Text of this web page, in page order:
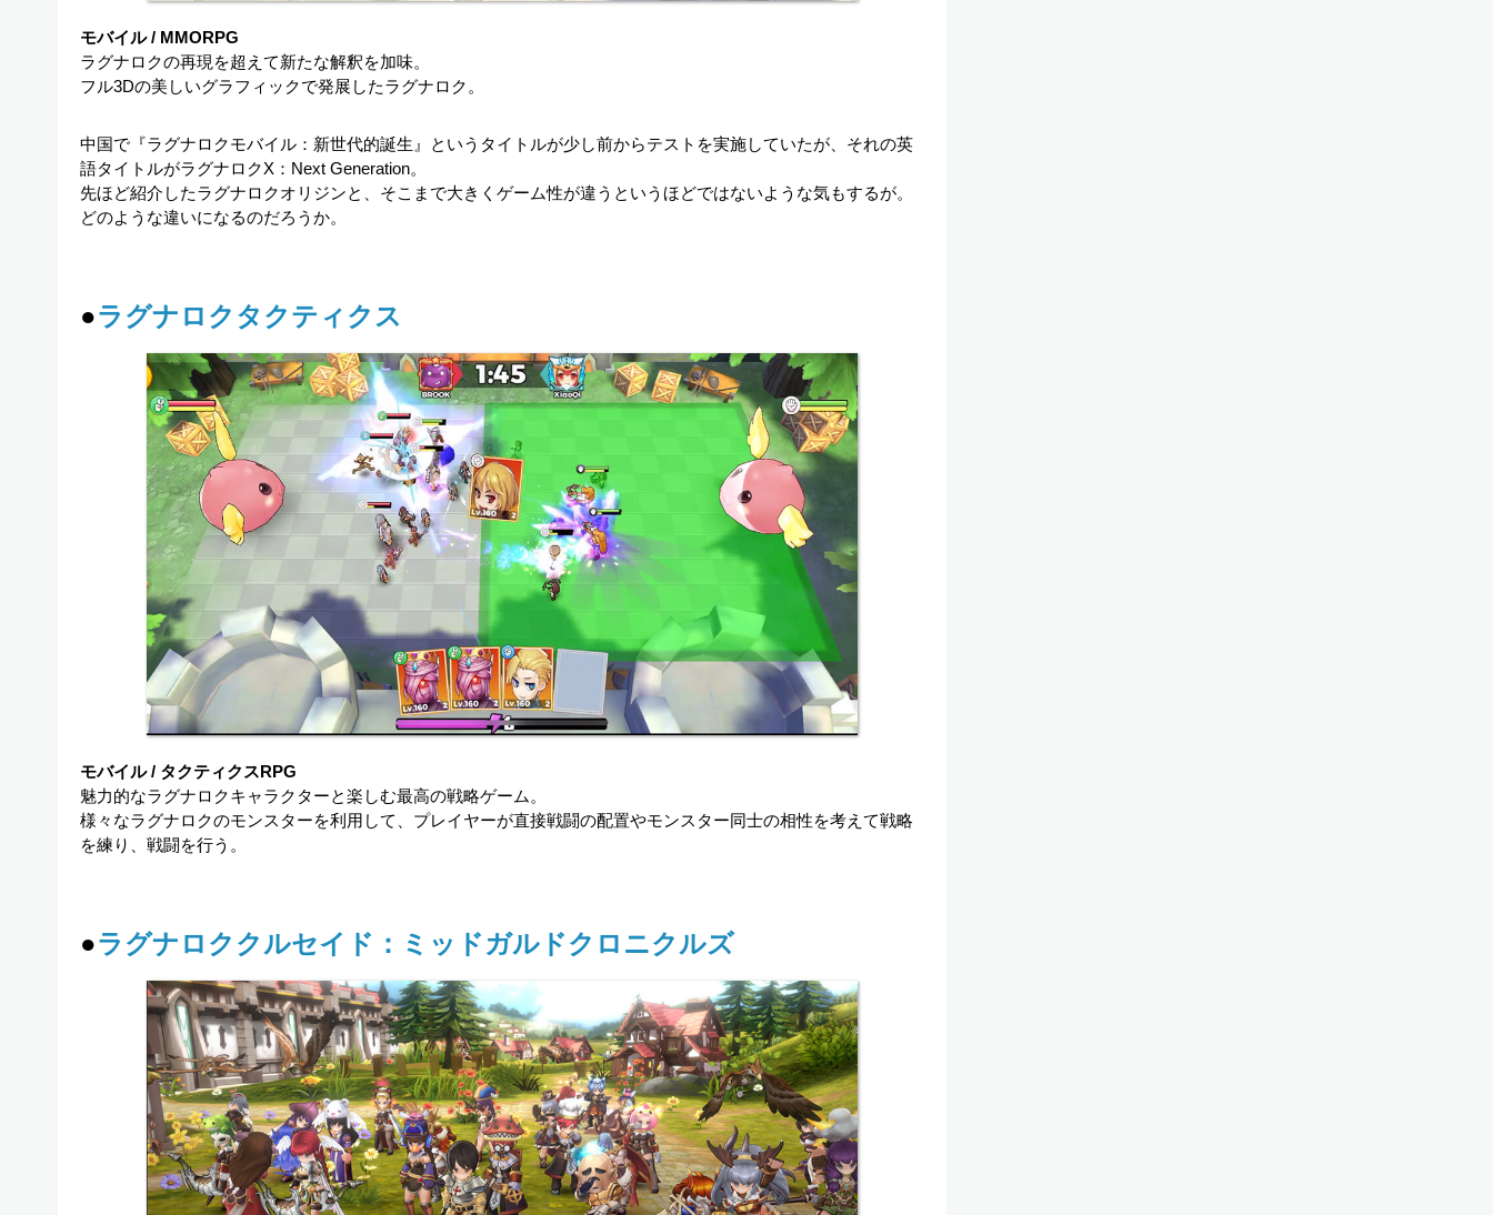
モバイル / MMORPG
ラグナロクの再現を超えて新たな解釈を加味。
フル3Dの美しいグラフィックで発展したラグナロク。
中国で『ラグナロクモバイル：新世代的誕生』というタイトルが少し前からテストを実施していたが、それの英
語タイトルがラグナロクX：Next Generation。
先ほど紹介したラグナロクオリジンと、そこまで大きくゲーム性が違うというほどではないような気もするが。
どのような違いになるのだろうか。
●ラグナロクタクティクス
モバイル / タクティクスRPG
魅力的なラグナロクキャラクターと楽しむ最高の戦略ゲーム。
様々なラグナロクのモンスターを利用して、プレイヤーが直接戦闘の配置やモンスター同士の相性を考えて戦略
を練り、戦闘を行う。
●ラグナロククルセイド：ミッドガルドクロニクルズ